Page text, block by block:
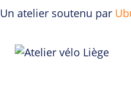
Un atelier soutenu par